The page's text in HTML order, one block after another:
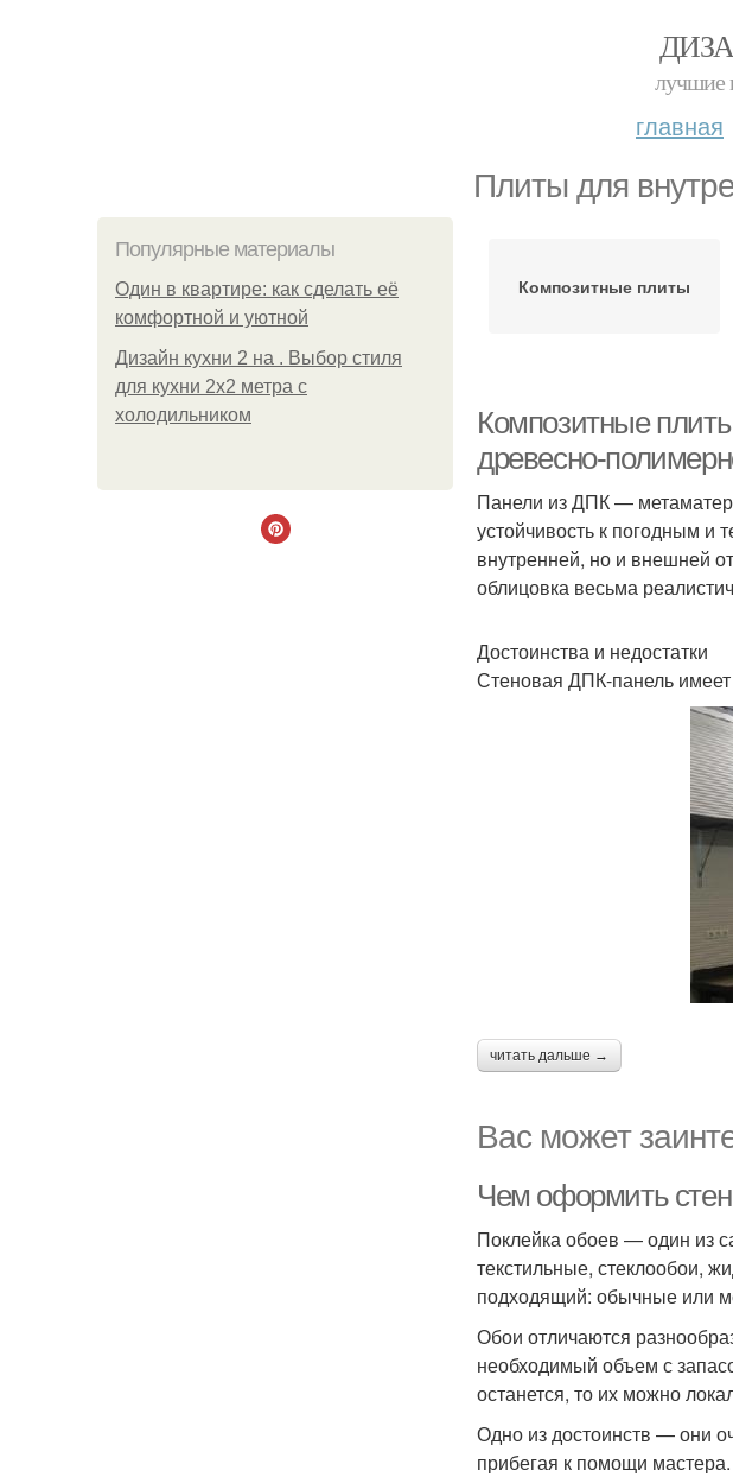
лучшие
главная
Плиты для
Популярные материалы
Один в квартире: как сделать её
комфортной и уютной
Дизайн кухни 2 на . Выбор стиля
для кухни 2х2 метра с
холодильником
Композитные плиты
Композитные
древесно-
Панели из ДПК —
устойчивость к погодным и
внутренней, но и внешней
облицовка весьма
Достоинства и недостатки
Стеновая ДПК-панель
читать дальше →
Вас может
Чем оформить
Поклейка обоев — один из
текстильные, стеклообои,
подходящий: обычные или
Обои отличаются
необходимый объем с
останется, то их можно
Одно из достоинств — они
прибегая к помощи мастера.